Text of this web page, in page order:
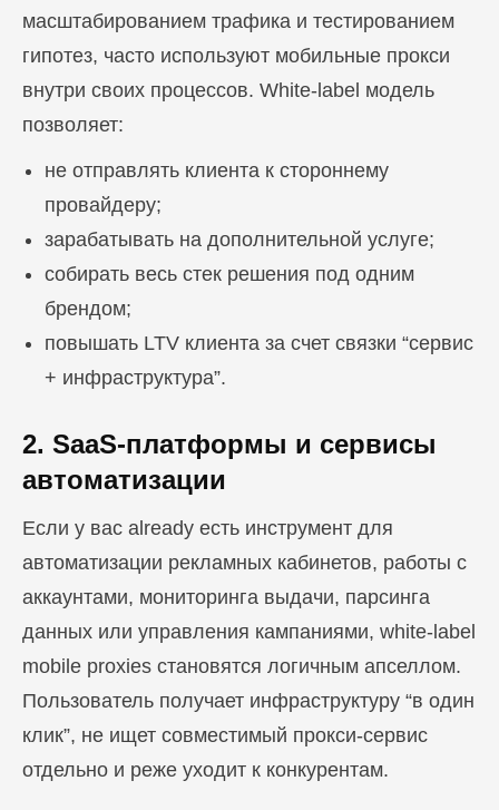
масштабированием трафика и тестированием
гипотез, часто используют мобильные прокси
внутри своих процессов. White-label модель
позволяет:
не отправлять клиента к стороннему
провайдеру;
зарабатывать на дополнительной услуге;
собирать весь стек решения под одним
брендом;
повышать LTV клиента за счет связки “сервис
+ инфраструктура”.
2. SaaS-платформы и сервисы
автоматизации
Если у вас already есть инструмент для
автоматизации рекламных кабинетов, работы с
аккаунтами, мониторинга выдачи, парсинга
данных или управления кампаниями, white-label
mobile proxies становятся логичным апселлом.
Пользователь получает инфраструктуру “в один
клик”, не ищет совместимый прокси-сервис
отдельно и реже уходит к конкурентам.